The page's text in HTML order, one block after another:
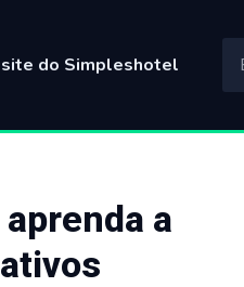
do Simpleshotel
a